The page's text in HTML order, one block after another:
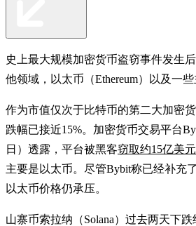
史上最大规模加密货币盗窃事件发生
他领域，以太币（Ethereum）以及一
作为市值仅次于比特币的第二大加密
跌幅已接近15%。加密货币交易平台
日）透露，平台被黑客窃取约15亿美
主要是以太币。尽管Bybit称已经补充
以太币价格仍承压。
山寨币索拉纳（Solana）过去两天下跌